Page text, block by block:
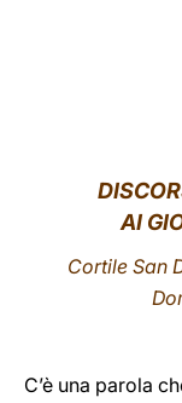
AI
Cortile San
C’è una parola